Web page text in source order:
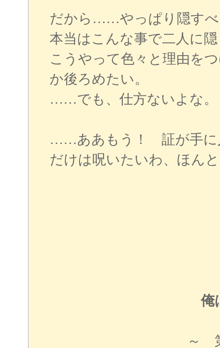
だから……やっぱり隠す
本当はこんな事で二人に
こうやって色々と理由を
か後ろめたい。
……でも、仕方ないよな。
……ああもう！ 証が手に
だけは呪いたいわ、ほん
俺
～ 第一章